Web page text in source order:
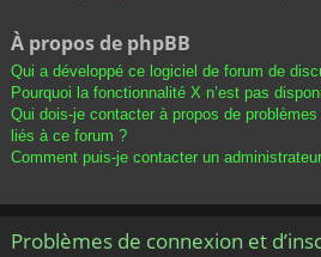
À propos de phpBB
Qui a développé ce logiciel de forum de
Pourquoi la fonctionnalité X n’est pas
Qui dois-je contacter à propos de problèmes
liés à ce forum ?
Comment puis-je contacter un
Problèmes de connexion et